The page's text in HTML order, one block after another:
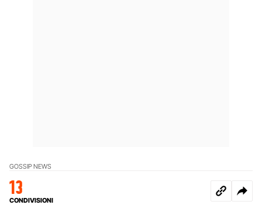
GOSSIP NEWS
13
CONDIVISIONI